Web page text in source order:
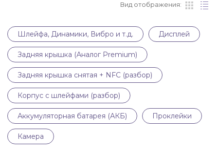
Вид отображения:
Шлейфа, Динамики, Вибро и т.д. Дисплей
Задняя крышка (Аналог Premium)
Задняя крышка снятая + NFC (разбор)
Корпус с шлейфами (разбор)
Аккумуляторная батарея (АКБ) Проклейки
Камера